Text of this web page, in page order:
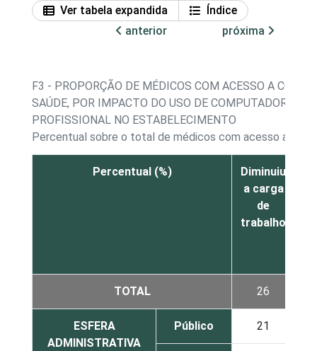
Ver tabela expandida
Índice
anterior
próxima
F3 - PROPORÇÃO DE MÉDICOS COM ACESSO A
SAÚDE, POR IMPACTO DO USO DE COMPUTADOR OU
PROFISSIONAL NO ESTABELECIMENTO
Percentual sobre o total de médicos com acesso a
Percentual (%)
Diminuiu
a carga
de
trabalho
TOTAL 26
ESFERA
ADMINISTRATIVA
Público 21